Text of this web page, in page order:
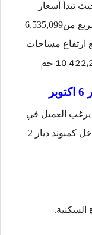
تبدأ أسعار
الوحدات والمُشيدة على مساحة 172 متر مربع من6,535,099
ارتفاع مساحات
جم
يرغب العميل في
استلام الوحدة السكنية الخاصة به خلالها داخل كمبوند ديار 2